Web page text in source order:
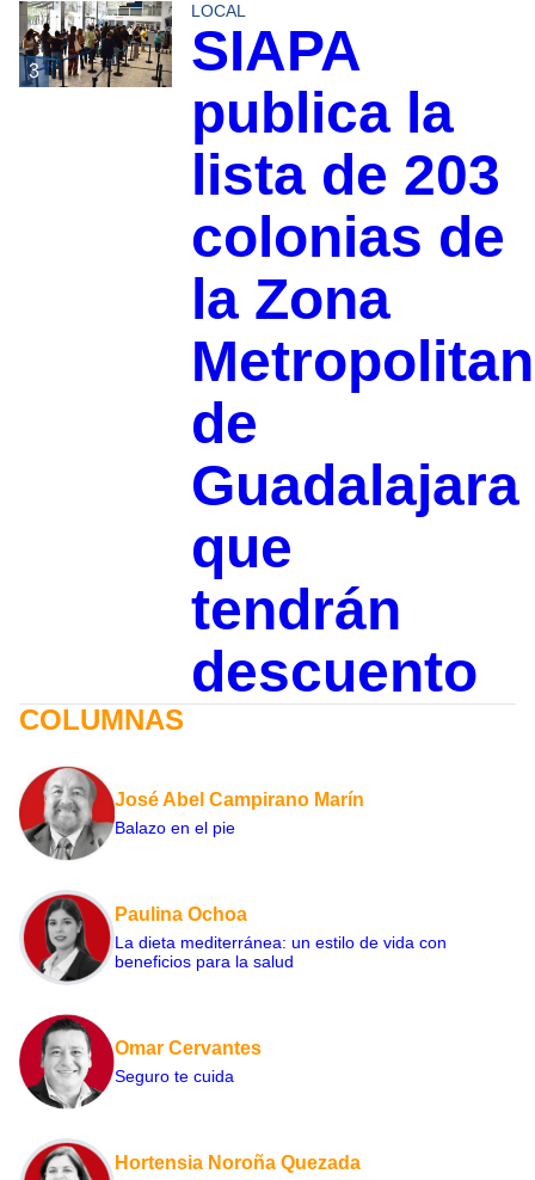
3
LOCAL
SIAPA
publica la
lista de 203
colonias de
la Zona
de
Guadalajara
que
tendrán
descuento
COLUMNAS
José Abel Campirano Marín
Balazo en el pie
Paulina Ochoa
La dieta mediterránea: un estilo de vida con
beneficios para la salud
Omar Cervantes
Seguro te cuida
Hortensia Noroña Quezada